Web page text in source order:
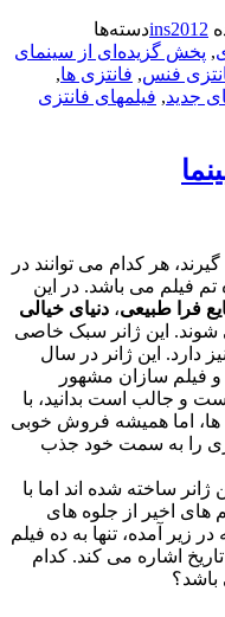
ins2012دسته‌ها
, پخش گزیده‌ای از سینمای
فنس, فانتزی ها,
جدید, فیلمهای فانتزی
هر کدام می توانند در
فیلم می باشد. در این
فرا طبیعی، دنیای خیالی
شوند. این ژانر سبک خاصی
این ژانر در سال
و فیلم سازان مشهور
و جالب است بدانید، با
ها، اما همیشه فروش خوبی
را به سمت خود جذب
ساخته شده اند اما با
های اخیر از جلوه های
زیر آمده، تنها به ده فیلم
اشاره می کند. کدام
باشد؟